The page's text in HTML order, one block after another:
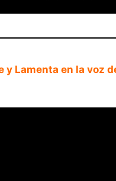
y Lamenta en la voz